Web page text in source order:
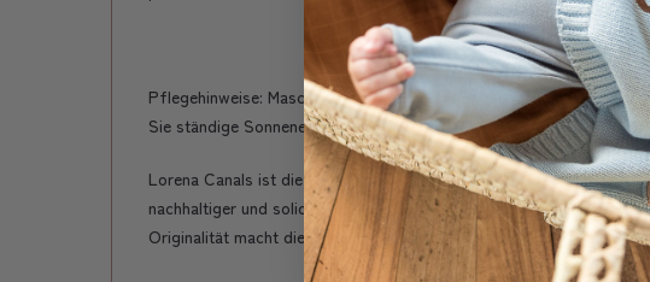
Pflegehinweise: Maschinenwäsche im Schonwaschgang bei
Sie ständige Sonneneinstrahlung.
Lorena Canals ist die Person hinter dem Unternehmen, das ihren
nachhaltiger und solidarischer Produkte. Ihr praktischer Sinn
Originalität macht die Marke zu einer der Innovativsten.